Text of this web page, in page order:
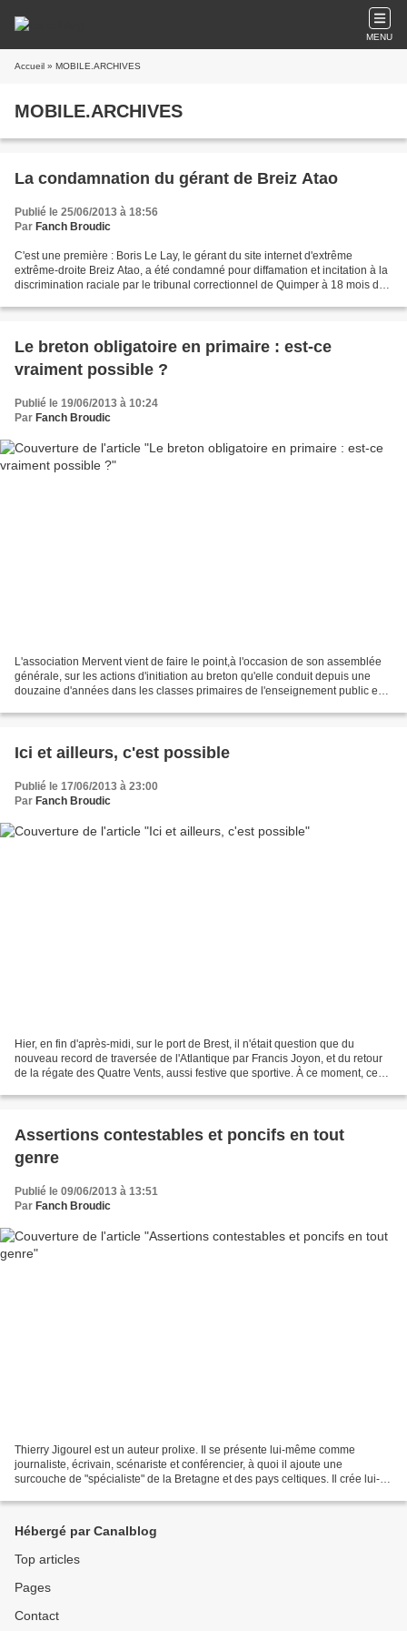
MENU
Accueil » MOBILE.ARCHIVES
MOBILE.ARCHIVES
La condamnation du gérant de Breiz Atao
Publié le 25/06/2013 à 18:56
Par Fanch Broudic
C'est une première : Boris Le Lay, le gérant du site internet d'extrême
extrême-droite Breiz Atao, a été condamné pour diffamation et incitation à la
discrimination raciale par le tribunal correctionnel de Quimper à 18 mois de
Le breton obligatoire en primaire : est-ce
vraiment possible ?
Publié le 19/06/2013 à 10:24
Par Fanch Broudic
L'association Mervent vient de faire le point,à l'occasion de son assemblée
générale, sur les actions d'initiation au breton qu'elle conduit depuis une
douzaine d'années dans les classes primaires de l'enseignement public en
Ici et ailleurs, c'est possible
Publié le 17/06/2013 à 23:00
Par Fanch Broudic
Hier, en fin d'après-midi, sur le port de Brest, il n'était question que du
nouveau record de traversée de l'Atlantique par Francis Joyon, et du retour
de la régate des Quatre Vents, aussi festive que sportive. À ce moment, ceux
Assertions contestables et poncifs en tout
genre
Publié le 09/06/2013 à 13:51
Par Fanch Broudic
Thierry Jigourel est un auteur prolixe. Il se présente lui-même comme
journaliste, écrivain, scénariste et conférencier, à quoi il ajoute une
surcouche de "spécialiste" de la Bretagne et des pays celtiques. Il crée lui-
Hébergé par Canalblog
Top articles
Pages
Contact